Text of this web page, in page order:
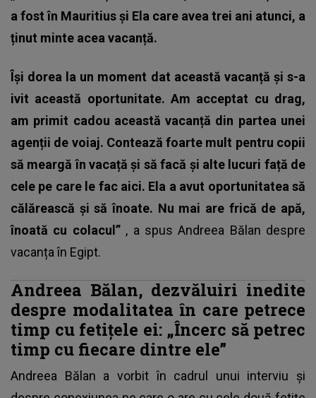
a fost în Mauritius și Ela care avea trei ani atunci, a
ținut minte acea vacanță.
Își dorea la un moment dat această vacanță și s-a
ivit această oportunitate. Am acceptat cu drag,
am primit cadou această vacanță din partea unei
agenții de voiaj. Contează foarte mult pentru copii
să meargă în vacață și să facă și alte lucuri față de
cele pe care le fac aici. Ela a avut oportunitatea să
călărească și să înoate. Nu mai are frică de apă,
înoată cu colacul” , a spus Andreea Bălan despre
vacanța în Egipt.
Andreea Bălan, dezvăluiri inedite
despre modalitatea în care petrece
timp cu fetițele ei: „Încerc să petrec
timp cu fiecare dintre ele”
Andreea Bălan a vorbit în cadrul unui interviu și